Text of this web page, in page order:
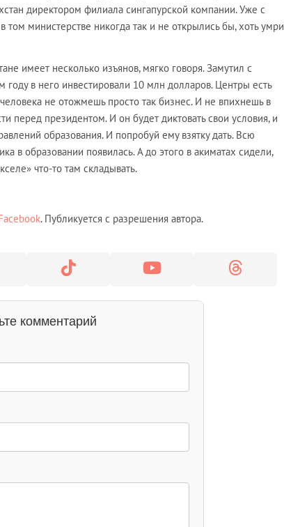
директором филиала сингапурской компании. Уже с
министерстве никогда так и не открылись бы, хоть умри
имеет несколько изъянов, мягко говоря. Замутил с
в него инвестировали 10 млн долларов. Центры есть
не отожмешь просто так бизнес. И не впихнешь в
перед президентом. И он будет диктовать свои условия, и
образования. И попробуй ему взятку дать. Всю
в образовании появилась. А до этого в акиматах сидели,
что-то там складывать.
. Публикуется с разрешения автора.
комментарий